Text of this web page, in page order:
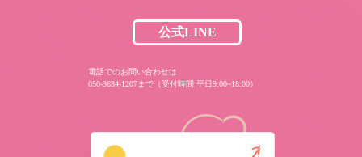
公式LINE
電話でのお問い合わせは
050-3634-1207まで（受付時間 平日9:00~18:00）